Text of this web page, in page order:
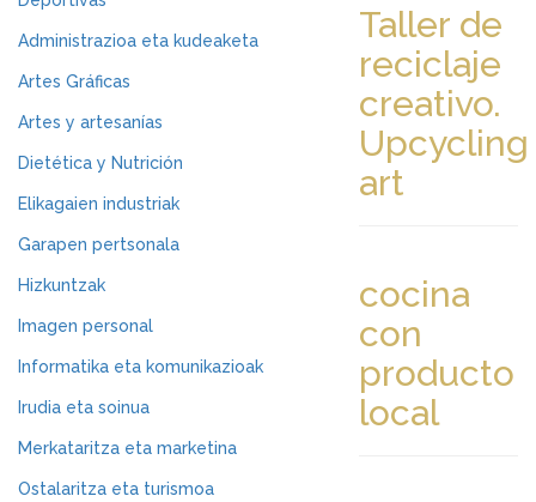
Administrazioa eta kudeaketa
Artes Gráficas
Artes y artesanías
Dietética y Nutrición
Elikagaien industriak
Garapen pertsonala
Hizkuntzak
Imagen personal
Informatika eta komunikazioak
Irudia eta soinua
Merkataritza eta marketina
Ostalaritza eta turismoa
Taller de
reciclaje
creativo.
Upcycling
art
cocina
con
producto
local